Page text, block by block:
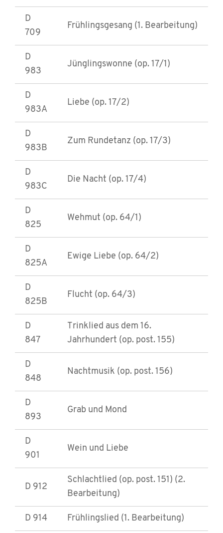
D
709
Frühlingsgesang (1. Bearbeitung)
D
983
Jünglingswonne (op. 17/1)
D
983A
Liebe (op. 17/2)
D
983B
Zum Rundetanz (op. 17/3)
D
983C
Die Nacht (op. 17/4)
D
825
Wehmut (op. 64/1)
D
825A
Ewige Liebe (op. 64/2)
D
825B
Flucht (op. 64/3)
D
847
Trinklied aus dem 16.
Jahrhundert (op. post. 155)
D
848
Nachtmusik (op. post. 156)
D
893
Grab und Mond
D
901
Wein und Liebe
D 912
Schlachtlied (op. post. 151) (2.
Bearbeitung)
D 914 Frühlingslied (1. Bearbeitung)